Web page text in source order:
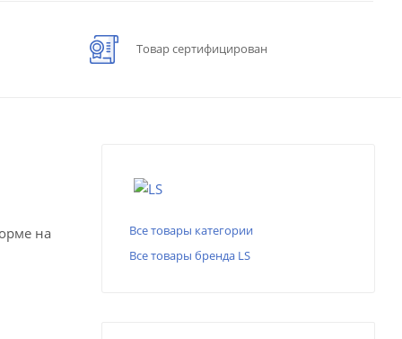
Товар сертифицирован
на
Все товары категории
Все товары бренда LS